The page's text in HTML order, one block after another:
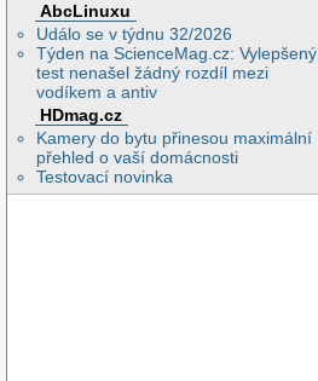
AbcLinuxu
Událo se v týdnu 32/2026
Týden na ScienceMag.cz: Vylepšený
test nenašel žádný rozdíl mezi
vodíkem a antiv
HDmag.cz
Kamery do bytu přinesou maximální
přehled o vaší domácnosti
Testovací novinka